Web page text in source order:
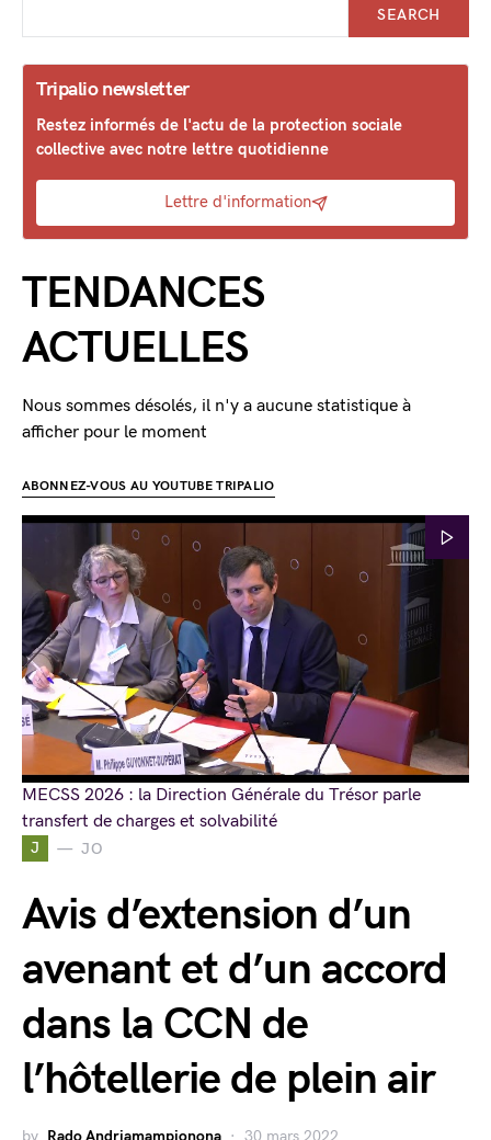
J JO
Avis d’extension d’un
avenant et d’un accord
dans la CCN de
l’hôtellerie de plein air
by Rado Andriamampionona 30 mars 2022
SEARCH
Tripalio newsletter
Restez informés de l'actu de la protection sociale
collective avec notre lettre quotidienne
Lettre d'information
TENDANCES
ACTUELLES
Nous sommes désolés, il n'y a aucune statistique à
afficher pour le moment
ABONNEZ-VOUS AU YOUTUBE TRIPALIO
MECSS 2026 : la Direction Générale du Trésor parle
transfert de charges et solvabilité